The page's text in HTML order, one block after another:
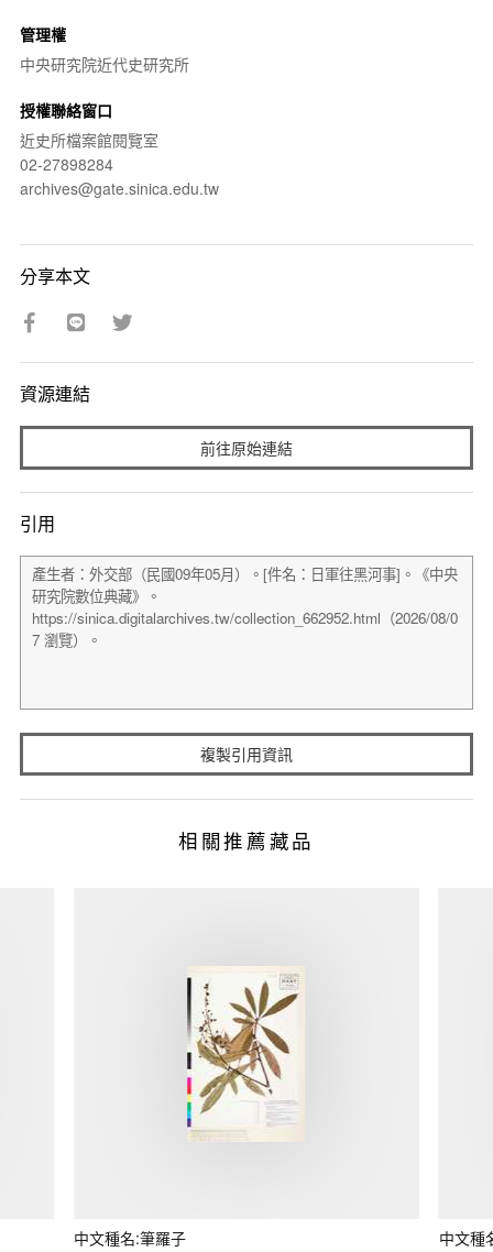
管理權
中央研究院近代史研究所
授權聯絡窗口
近史所檔案館閱覽室
02-27898284
archives@gate.sinica.edu.tw
分享本文
資源連結
前往原始連結
引用
複製引用資訊
相關推薦藏品
中文種名:筆羅子 中文種